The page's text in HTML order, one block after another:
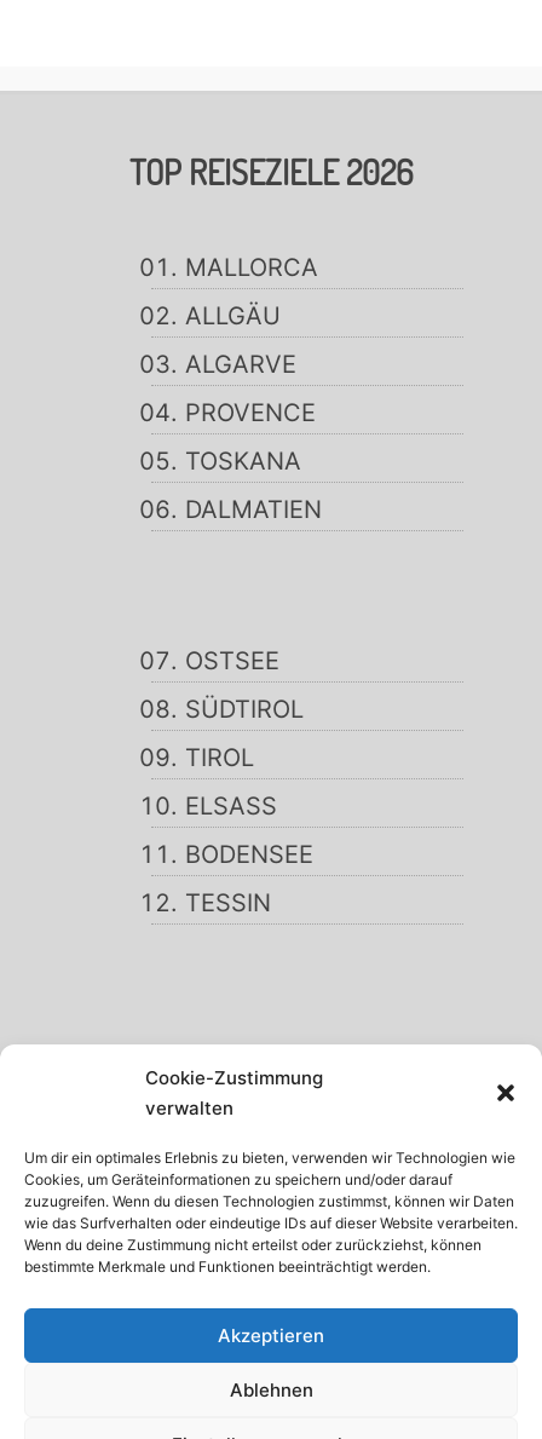
Cookie-Zustimmung
verwalten
Um dir ein optimales Erlebnis zu bieten, verwenden wir Technologien wie
Cookies, um Geräteinformationen zu speichern und/oder darauf
zuzugreifen. Wenn du diesen Technologien zustimmst, können wir Daten
wie das Surfverhalten oder eindeutige IDs auf dieser Website verarbeiten.
Wenn du deine Zustimmung nicht erteilst oder zurückziehst, können
bestimmte Merkmale und Funktionen beeinträchtigt werden.
Akzeptieren
Ablehnen
TOP REISEZIELE 2026
MALLORCA
ALLGÄU
ALGARVE
PROVENCE
TOSKANA
DALMATIEN
OSTSEE
SÜDTIROL
TIROL
ELSASS
BODENSEE
TESSIN
SCHWARZWALD
GARDASEE
MADEIRA
TENERIFFA
KRETA